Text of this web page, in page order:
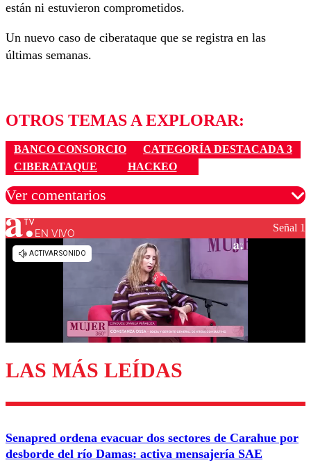
están ni estuvieron comprometidos.
Un nuevo caso de ciberataque que se registra en las
últimas semanas.
OTROS TEMAS A EXPLORAR:
BANCO CONSORCIO
CATEGORÍA DESTACADA 3
CIBERATAQUE
HACKEO
Ver comentarios
Los comentarios son moderados para garantizar un
diálogo respetuoso.
Enviar comentario
EN VIVO Señal 1
LAS MÁS LEÍDAS
Senapred ordena evacuar dos sectores de Carahue por
desborde del río Damas: activa mensajería SAE